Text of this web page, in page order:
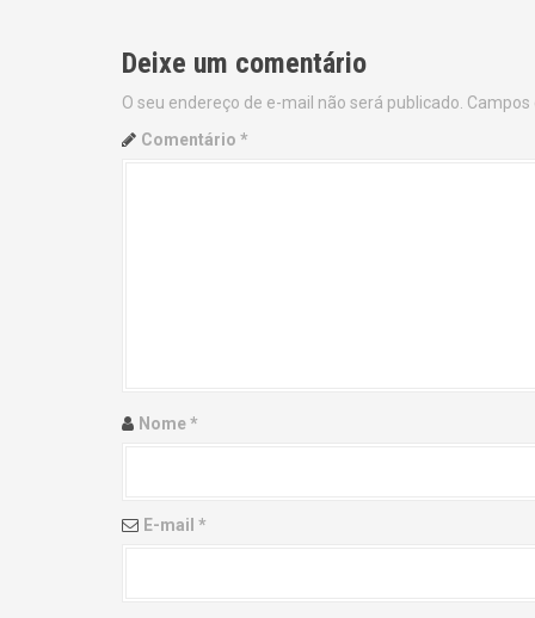
t
n
n
Deixe um comentário
O seu endereço de e-mail não será publicado.
Comentário *
Nome*
E-mail *